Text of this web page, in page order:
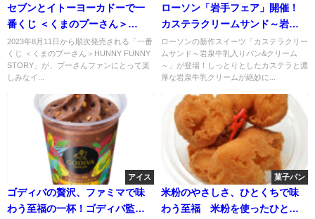
セブンとイトーヨーカドーで一
番くじ ＜くまのプーさん＞
HUNNY FUNNY STORY
2023年8月11日から順次発売される「一番
くじ ＜くまのプーさん＞HUNNY FUNNY
STORY」が、プーさんファンにとって楽
しみなイ...
ローソン「岩手フェア」開催！
カステラクリームサンド～岩泉
牛乳入りパン&クリーム～
ローソンの新作スイーツ「カステラクリー
ムサンド～岩泉牛乳入りパン&クリーム
～」が登場！しっとりとしたカステラと濃
厚な岩泉牛乳クリームが絶妙に...
アイス
ゴディバの贅沢、ファミマで味
わう至福の一杯！ゴディバ監修
菓子パン
米粉のやさしさ、ひとくちで味
わう至福 米粉を使ったひとく